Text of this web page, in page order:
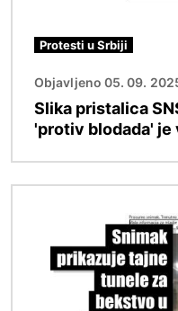
Protesti u Srbiji
Objavljeno 05. 09.
Slika pristalica
'protiv blodada'